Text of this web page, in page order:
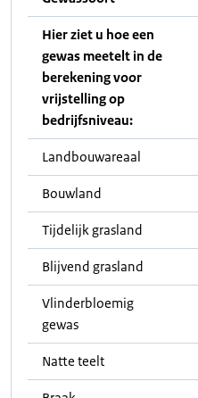
Hier ziet u hoe een
gewas meetelt in de
berekening voor
vrijstelling op
bedrijfsniveau:
Landbouwareaal
Bouwland
Tijdelijk grasland
Blijvend grasland
Vlinderbloemig
gewas
Natte teelt